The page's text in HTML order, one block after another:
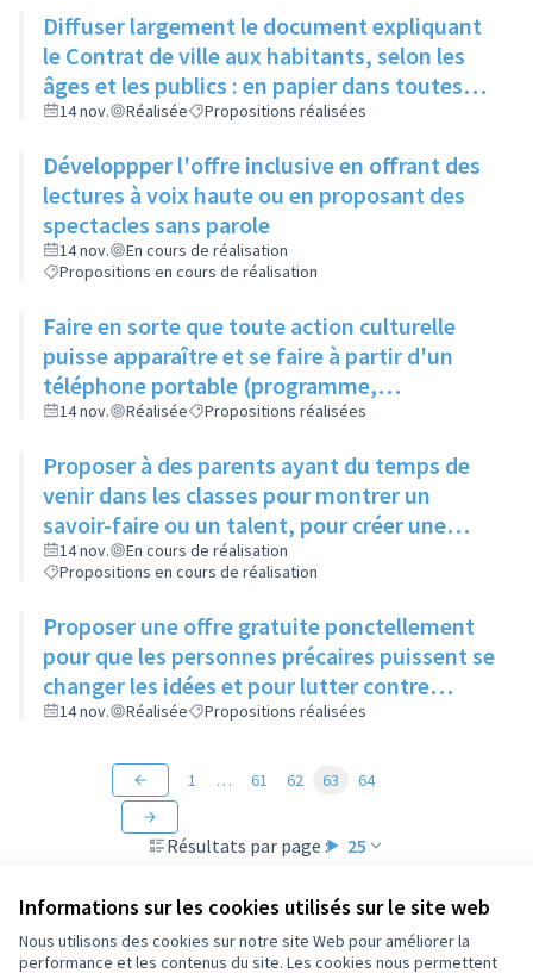
Informations sur les cookies utilisés sur le site web
Nous utilisons des cookies sur notre site Web pour améliorer la
performance et les contenus du site. Les cookies nous permettent
Diffuser largement le document expliquant
le Contrat de ville aux habitants, selon les
âges et les publics : en papier dans toutes
les structures accueillant du public
14 nov. Réalisée Propositions réalisées
Développper l'offre inclusive en offrant des
lectures à voix haute ou en proposant des
spectacles sans parole
14 nov.
En cours de réalisation
Propositions en cours de réalisation
Faire en sorte que toute action culturelle
puisse apparaître et se faire à partir d'un
téléphone portable (programme,
évènements, résevations...)
14 nov. Réalisée Propositions réalisées
Proposer à des parents ayant du temps de
venir dans les classes pour montrer un
savoir-faire ou un talent, pour créer une
ouverture d'esprit des enfants à différentes
sortes d'art
14 nov.
En cours de réalisation
Propositions en cours de réalisation
Proposer une offre gratuite ponctellement
pour que les personnes précaires puissent se
changer les idées et pour lutter contre
l'isolement
14 nov. Réalisée Propositions réalisées
Résultats par page : 25
1 … 61 62 63 64
Conditions d'utilisation